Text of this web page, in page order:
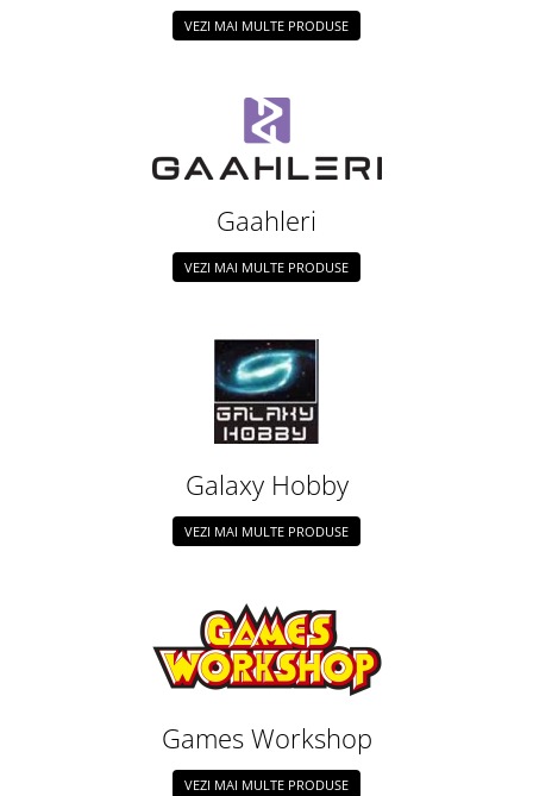
VEZI MAI MULTE PRODUSE
Gaahleri
VEZI MAI MULTE PRODUSE
Galaxy Hobby
VEZI MAI MULTE PRODUSE
Games Workshop
VEZI MAI MULTE PRODUSE